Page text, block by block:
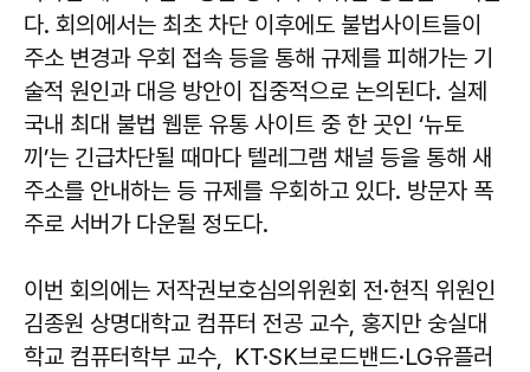
다. 회의에서는 최초 차단 이후에도 불법사이트들이
주소 변경과 우회 접속 등을 통해 규제를 피해가는 기
술적 원인과 대응 방안이 집중적으로 논의된다. 실제
국내 최대 불법 웹툰 유통 사이트 중 한 곳인 ‘뉴토
끼’는 긴급차단될 때마다 텔레그램 채널 등을 통해 새
주소를 안내하는 등 규제를 우회하고 있다. 방문자 폭
주로 서버가 다운될 정도다.
이번 회의에는 저작권보호심의위원회 전·현직 위원인
김종원 상명대학교 컴퓨터 전공 교수, 홍지만 숭실대
학교 컴퓨터학부 교수, KT·SK브로드밴드·LG유플러